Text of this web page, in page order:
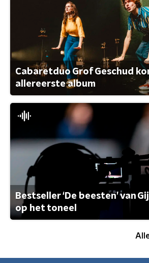
Cabaretduo Grof Geschud
allereerste album
Bestseller ‘De beesten’ van
op het toneel